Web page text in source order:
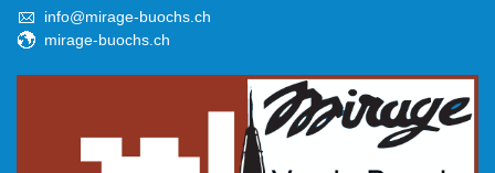
info@mirage-buochs.ch
mirage-buochs.ch